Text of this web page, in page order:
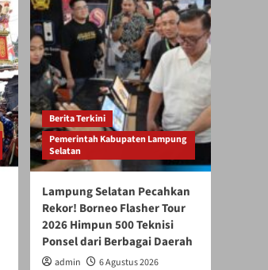
Berita Terkini
Pemerintah Kabupaten Lampung
Selatan
Lampung Selatan Pecahkan
Rekor! Borneo Flasher Tour
2026 Himpun 500 Teknisi
Ponsel dari Berbagai Daerah
admin 6 Agustus 2026